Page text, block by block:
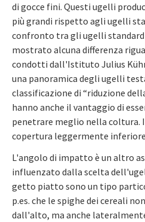
di gocce fini. Questi ugelli
più grandi rispetto agli ugelli
confronto tra gli ugelli standard
mostrato alcuna differenza
condotti dall'Istituto Julius
una panoramica degli ugelli
classificazione di “riduzione
hanno anche il vantaggio di
penetrare meglio nella coltura.
copertura leggermente
L'angolo di impatto è un altro
influenzato dalla scelta
getto piatto sono un tipo
p.es. che le spighe dei cereali
dall'alto, ma anche